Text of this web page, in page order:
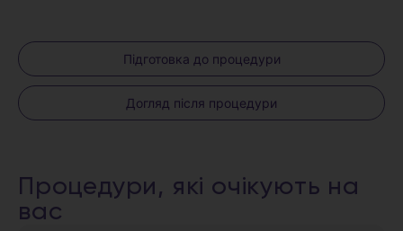
Підготовка до процедури
Догляд після процедури
Процедури, які очікують на
вас